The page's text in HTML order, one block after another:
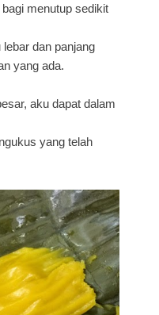
menutup sedikit
dan panjang
yang ada.
aku dapat dalam
yang telah